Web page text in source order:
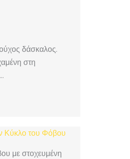
δάσκαλος.
στη
με στοχευμένη